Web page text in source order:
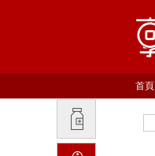
首頁